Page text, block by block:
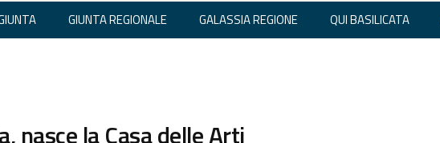
GIUNTA REGIONALE GALASSIA REGIONE QUI BASILICATA
nasce la Casa delle Arti